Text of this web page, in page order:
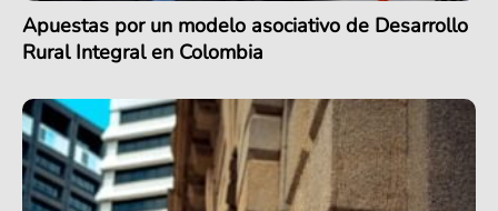
Apuestas por un modelo asociativo de Desarrollo
Rural Integral en Colombia